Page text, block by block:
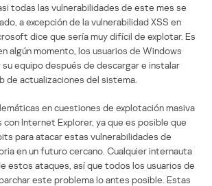
todas las vulnerabilidades de este mes se
a excepción de la vulnerabilidad XSS en
dice que sería muy difícil de explotar. Es
algún momento, los usuarios de Windows
equipo después de descargar e instalar
de actualizaciones del sistema.
en cuestiones de explotación masiva
con Internet Explorer, ya que es posible que
para atacar estas vulnerabilidades de
en un futuro cercano. Cualquier internauta
estos ataques, así que todos los usuarios de
este problema lo antes posible. Estas